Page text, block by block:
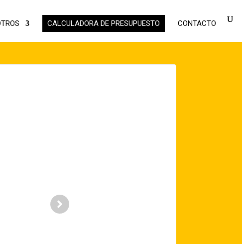
CALCULADORA DE PRESUPUESTO CONTACTO